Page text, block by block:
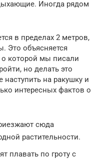
Иногда рядом
в пределах 2 метров,
Это объясняется
которой мы писали
но делать это
наступить на ракушку и
интересных фактов о
сюда
растительности.
плавать по гроту с